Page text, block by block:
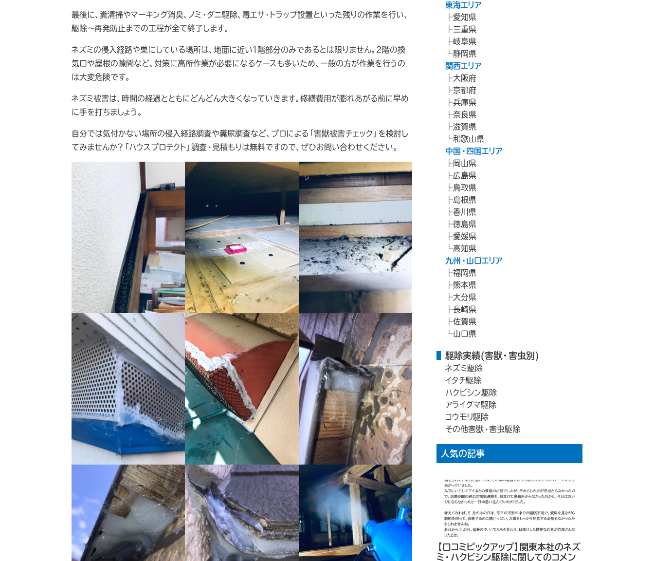
最後に、糞清掃やマーキング消臭、ノミ・ダニ駆除、毒エサ・トラップ設置といった残りの作業を行い、
駆除～再発防止までの工程が全て終了します。
ネズミの侵入経路や巣にしている場所は、地面に近い１階部分のみであるとは限りません。２階の換
気口や屋根の隙間など、対策に高所作業が必要になるケースも多いため、一般の方が作業を行うの
は大変危険です。
ネズミ被害は、時間の経過とともにどんどん大きくなっていきます。修繕費用が膨れあがる前に早め
に手を打ちましょう。
自分では気付かない場所の侵入経路調査や糞尿調査など、プロによる「害獣被害チェック」を検討し
てみませんか？「ハウスプロテクト」調査・見積もりは無料ですので、ぜひお問い合わせください。
東海エリア
愛知県
三重県
岐阜県
静岡県
関西エリア
大阪府
京都府
兵庫県
奈良県
滋賀県
和歌山県
中国・四国エリア
岡山県
広島県
鳥取県
島根県
香川県
徳島県
愛媛県
高知県
九州・山口エリア
福岡県
熊本県
大分県
長崎県
佐賀県
山口県
駆除実績(害獣・害虫別)
ネズミ駆除
イタチ駆除
ハクビシン駆除
アライグマ駆除
コウモリ駆除
その他害獣・害虫駆除
人気の記事
【口コミピックアップ】関東本社のネズ
ミ・ハクビシン駆除に関してのコメン